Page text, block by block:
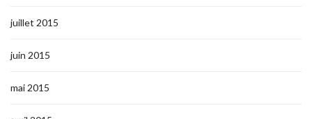
juillet 2015
juin 2015
mai 2015